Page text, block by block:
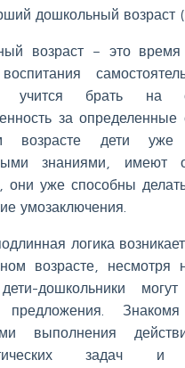
дошкольный возраст
возраст – это время
учится брать на
за
возрасте дети уже
знаниями, имеют
они уже способны
умозаключения.
логика
возрасте, несмотря
дошкольники могут
предложения.
выполнения
задач